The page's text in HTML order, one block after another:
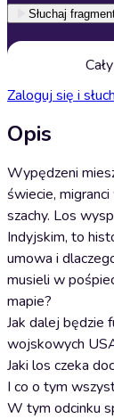
Słuchaj
Zaloguj się i
Opis
Wypędzeni
świecie,
szachy. Los
Indyjskim, to
umowa i
musieli w
mapie?
Jak dalej będzie
wojskowych
Jaki los czeka
I co o tym
W tym odcinku